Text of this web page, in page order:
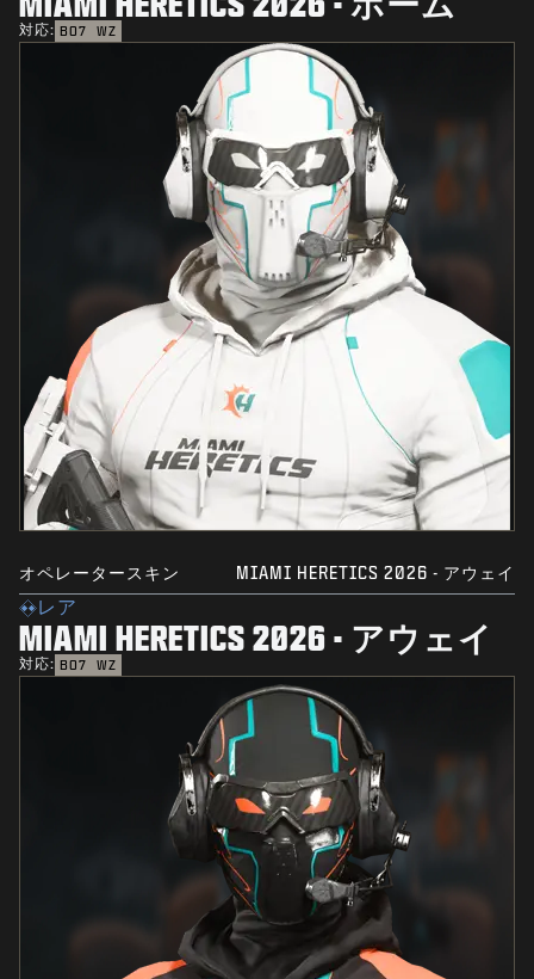
対応: BO7 WZ
オペレータースキン MIAMI HERETICS 2026 - アウェイ
レア
MIAMI HERETICS 2026 - アウェイ
対応: BO7 WZ